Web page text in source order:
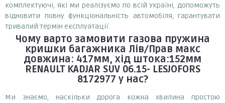
комплектуючі, які ми реалізуємо по всій Україні, допоможуть
відновити повну функціональність автомобіля, гарантувати
тривалий термін експлуатації.
Чому варто замовити газова пружина
кришки багажника Лів/Прав макс
довжина: 417мм, хід штока:152мм
RENAULT KADJAR SUV 06.15- LESJOFORS
8172977 у нас?
Ми знаємо, наскільки дорога кожна хвилина простою